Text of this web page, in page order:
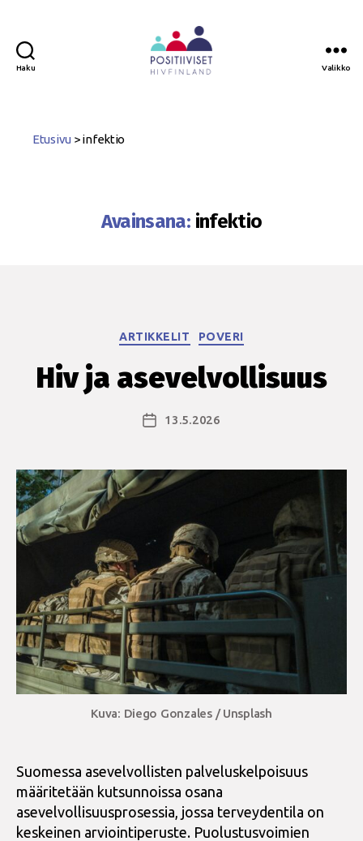
Haku Valikko
Etusivu >infektio
Avainsana: infektio
Kategoriat
ARTIKKELIT POVERI
Hiv ja asevelvollisuus
Julkaisupäivämäärä
13.5.2026
Kuva: Diego Gonzales / Unsplash
Suomessa asevelvollisten palveluskelpoisuus
määritetään kutsunnoissa osana
asevelvollisuusprosessia, jossa terveydentila on
keskeinen arviointiperuste. Puolustusvoimien